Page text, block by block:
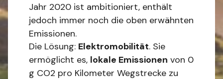
Jahr 2020 ist ambitioniert, enthält
jedoch immer noch die oben erwähnten
Emissionen.
Die Lösung: Elektromobilität. Sie
ermöglicht es, lokale Emissionen von 0
g CO2 pro Kilometer Wegstrecke zu